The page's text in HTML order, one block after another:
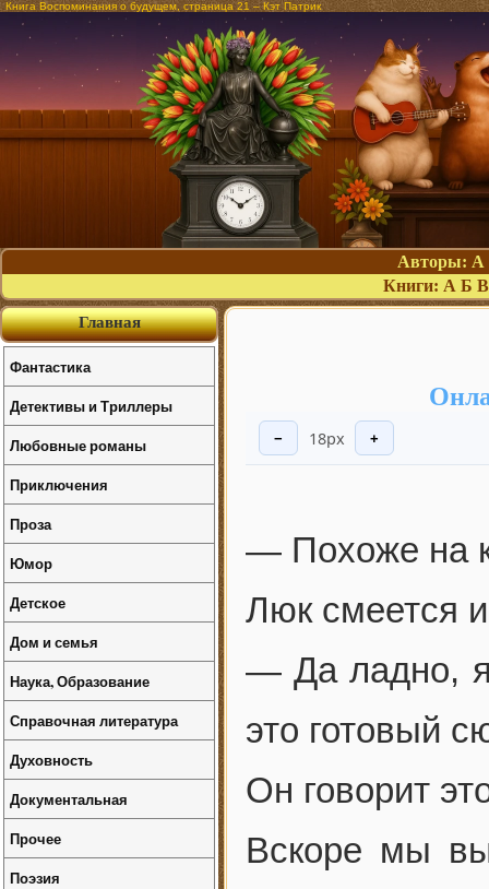
Книга Воспоминания о будущем, страница 21 – Кэт Патрик
Авторы: А
Книги: А Б В
− 18px +
— Похоже на
Люк смеется
— Да ладно, я
это готовый
Он говорит
Вскоре мы
Главная
Фантастика
Детективы и Триллеры
Любовные романы
Приключения
Проза
Юмор
Детское
Дом и семья
Наука, Образование
Справочная литература
Духовность
Документальная
Прочее
Поэзия